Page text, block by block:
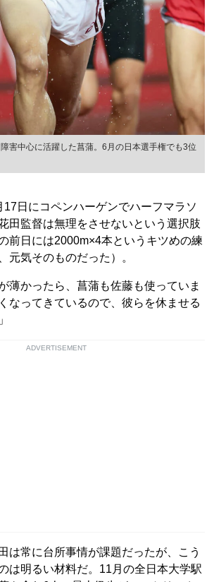
害中心に活躍した菖蒲。6月の日本選手権でも3位
日にコペンハーゲンでハーフマラソ
田監督は無理をさせないという選択肢
前日には2000m×4本というキツめの練
元気そのものだった）。
薄かったら、菖蒲も佐藤も使っていま
なってきているので、彼らを休ませる
ADVERTISEMENT
は常に台所事情が課題だったが、こう
は明るい材料だ。11月の全日本大学駅